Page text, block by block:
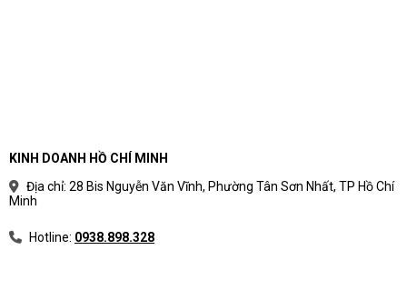
KINH DOANH HỒ CHÍ MINH
Địa chỉ: 28 Bis Nguyễn Văn Vĩnh, Phường Tân Sơn Nhất, TP Hồ Chí
Minh
Hotline: 0938.898.328